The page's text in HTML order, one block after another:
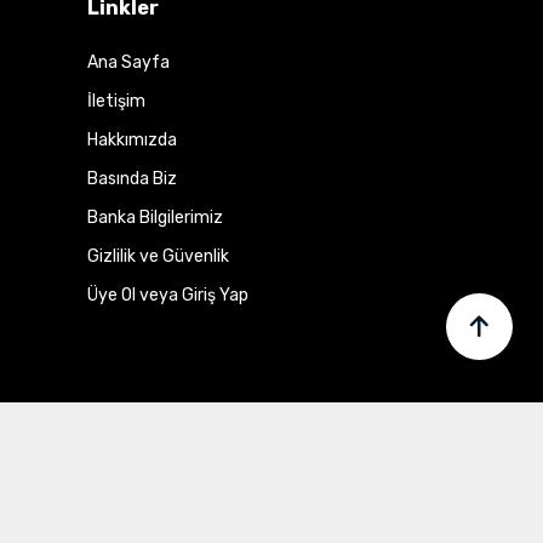
Linkler
Ana Sayfa
İletişim
Hakkımızda
Basında Biz
Banka Bilgilerimiz
Gizlilik ve Güvenlik
Üye Ol veya Giriş Yap